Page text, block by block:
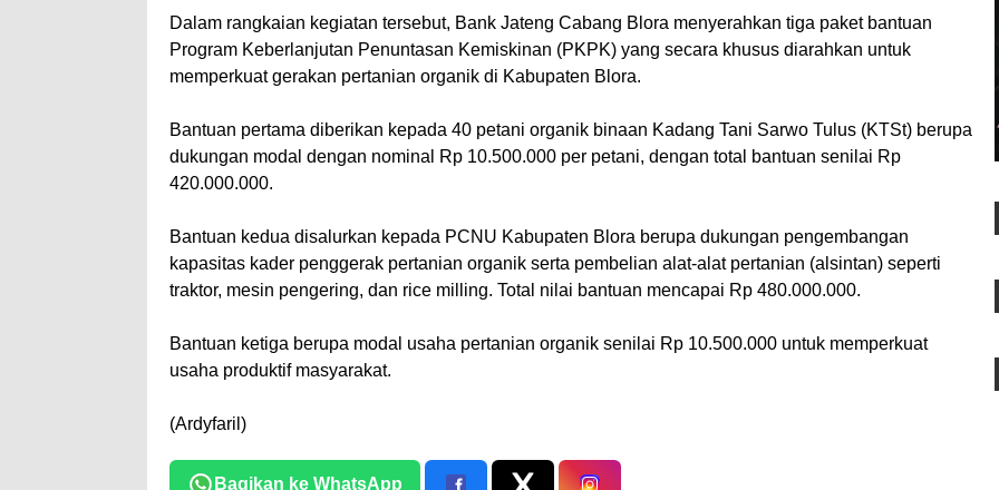
Dalam rangkaian kegiatan tersebut, Bank Jateng Cabang Blora menyerahkan tiga paket bantuan
Program Keberlanjutan Penuntasan Kemiskinan (PKPK) yang secara khusus diarahkan untuk
memperkuat gerakan pertanian organik di Kabupaten Blora.
Bantuan pertama diberikan kepada 40 petani organik binaan Kadang Tani Sarwo Tulus (KTSt) berupa
dukungan modal dengan nominal Rp 10.500.000 per petani, dengan total bantuan senilai Rp
420.000.000.
Bantuan kedua disalurkan kepada PCNU Kabupaten Blora berupa dukungan pengembangan
kapasitas kader penggerak pertanian organik serta pembelian alat-alat pertanian (alsintan) seperti
traktor, mesin pengering, dan rice milling. Total nilai bantuan mencapai Rp 480.000.000.
Bantuan ketiga berupa modal usaha pertanian organik senilai Rp 10.500.000 untuk memperkuat
usaha produktif masyarakat.
(Ardyfaril)
Bagikan ke WhatsApp